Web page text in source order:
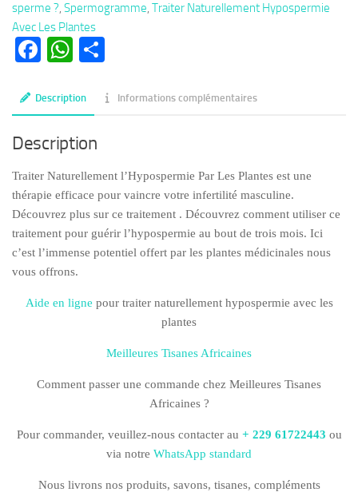
Naturellement
l'Hypospermie
Par
Plantes
sperme ?, Spermogramme, Traiter Naturellement Hypospermie
Avec Les Plantes
Facebook
WhatsApp
Description Informations complémentaires
Description
Traiter Naturellement l’Hypospermie Par Les Plantes est une
thérapie efficace pour vaincre votre infertilité masculine.
Découvrez plus sur ce traitement . Découvrez comment utiliser ce
traitement pour guérir l’hypospermie au bout de trois mois. Ici
c’est l’immense potentiel offert par les plantes médicinales nous
vous offrons.
Aide en ligne pour traiter naturellement hypospermie avec les
plantes
Meilleures Tisanes Africaines
Comment passer une commande chez Meilleures Tisanes
Africaines ?
Pour commander, veuillez-nous contacter au + 229 61722443 ou
via notre WhatsApp standard
Nous livrons nos produits, savons, tisanes, compléments